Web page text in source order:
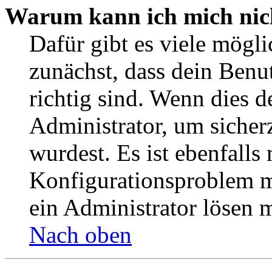
Warum kann ich mich
Dafür gibt es viele
zunächst, dass dein
richtig sind. Wenn dies
Administrator, um
wurdest. Es ist ebenfalls
Konfigurationsproblem
ein Administrator lösen
Nach oben